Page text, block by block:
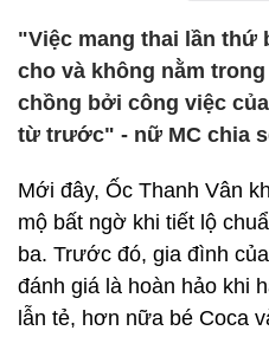
"Việc mang thai lần thứ
cho và không nằm
chồng bởi công việc
từ trước" - nữ MC chia
Mới đây, Ốc Thanh Vân
mộ bất ngờ khi tiết lộ
ba. Trước đó, gia đình
đánh giá là hoàn hảo khi
lẫn tẻ, hơn nữa bé Coca